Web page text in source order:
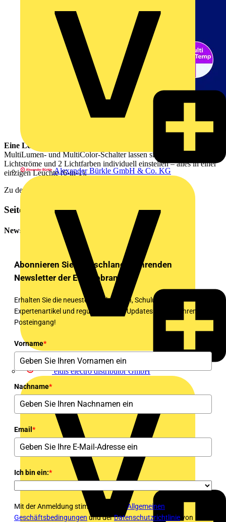
Alexander Bürkle GmbH & Co. KG
eldis electro distributor GmbH
Eine Leuchte, maximale Flexibilität:
MultiLumen- und MultiColor-Schalter lassen sich bis zu 3
Lichtströme und 2 Lichtfarben individuell einstellen – alles in einer
einzigen Leuchte (6-in-1).
Zu den Produkten
Seitenleiste
Newsletter
Abonnieren Sie Deutschlands führenden
Newsletter der Elektrobranche!
Erhalten Sie die neuesten Nachrichten, Schulungen,
Expertenartikel und regulatorischen Updates direkt in Ihren
Posteingang!
Vorname*
Nachname*
Email *
Ich bin ein:*
Mit der Anmeldung stimmen Sie den Allgemeinen
Geschäftsbedingungen und derDatenschutzrichtlinie von